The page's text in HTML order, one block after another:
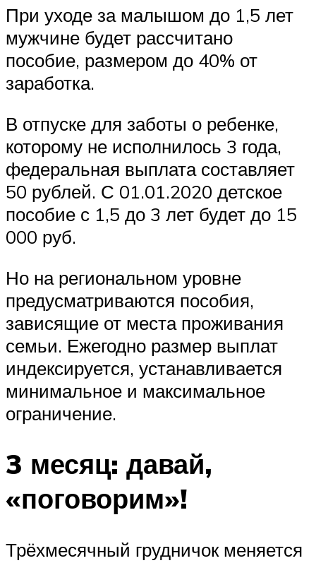
При уходе за малышом до 1,5 лет
мужчине будет рассчитано
пособие, размером до 40% от
заработка.
В отпуске для заботы о ребенке,
которому не исполнилось 3 года,
федеральная выплата составляет
50 рублей. С 01.01.2020 детское
пособие с 1,5 до 3 лет будет до 15
000 руб.
Но на региональном уровне
предусматриваются пособия,
зависящие от места проживания
семьи. Ежегодно размер выплат
индексируется, устанавливается
минимальное и максимальное
ограничение.
3 месяц: давай,
«поговорим»!
Трёхмесячный грудничок меняется